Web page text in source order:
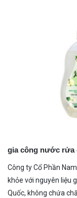
gia công nước rửa
Công ty Cổ Phần
khỏe với nguyên liệu
Quốc, không chứa